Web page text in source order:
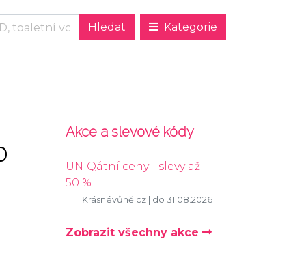
Kategorie
Akce a slevové kódy
UNIQátní ceny - slevy až
50 %
Krásnévůně.cz | do 31.08.2026
Zobrazit všechny akce